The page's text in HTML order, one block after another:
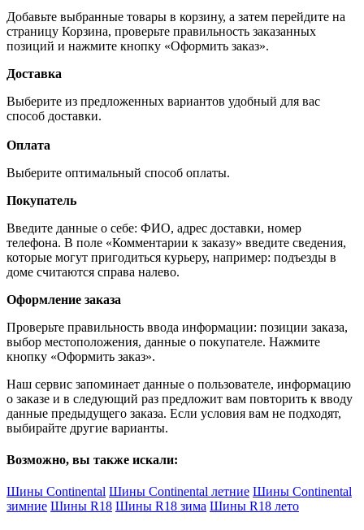
Добавьте выбранные товары в корзину, а затем перейдите на
страницу Корзина, проверьте правильность заказанных
позиций и нажмите кнопку «Оформить заказ».
Доставка
Выберите из предложенных вариантов удобный для вас
способ доставки.
Оплата
Выберите оптимальный способ оплаты.
Покупатель
Введите данные о себе: ФИО, адрес доставки, номер
телефона. В поле «Комментарии к заказу» введите сведения,
которые могут пригодиться курьеру, например: подъезды в
доме считаются справа налево.
Оформление заказа
Проверьте правильность ввода информации: позиции заказа,
выбор местоположения, данные о покупателе. Нажмите
кнопку «Оформить заказ».
Наш сервис запоминает данные о пользователе, информацию
о заказе и в следующий раз предложит вам повторить к вводу
данные предыдущего заказа. Если условия вам не подходят,
выбирайте другие варианты.
Возможно, вы также искали:
Шины Continental Шины Continental летние Шины Continental
зимние Шины R18 Шины R18 зима Шины R18 лето